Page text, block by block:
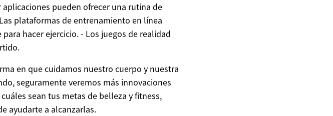
pueden ofrecer una rutina de
plataformas de entrenamiento en línea
hacer ejercicio. - Los juegos de realidad
en que cuidamos nuestro cuerpo y nuestra
seguramente veremos más innovaciones
sean tus metas de belleza y fitness,
ayudarte a alcanzarlas.